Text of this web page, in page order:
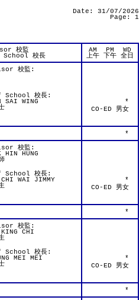
Date: 31/07/2026
Page: 1
校監
校長
AM
上午
PM
下午
WD
全日
校監:
School 校長:
SAI WING
*
CO-ED 男女
*
校監:
HIN HUNG
School 校長:
CHI WAI JIMMY
*
CO-ED 男女
*
校監:
CHI
School 校長:
MEI MEI
*
CO-ED 男女
*